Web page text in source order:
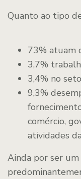
Quanto ao tipo
73% atuam
3,7%
3,4% no
9,3%
comércio,
atividades
Ainda por ser